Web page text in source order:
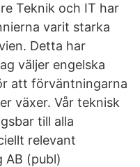
Teknik och IT har
varit starka
Detta har
väljer engelska
att förväntningarna
växer. Vår teknisk
till alla
relevant
AB (publ)